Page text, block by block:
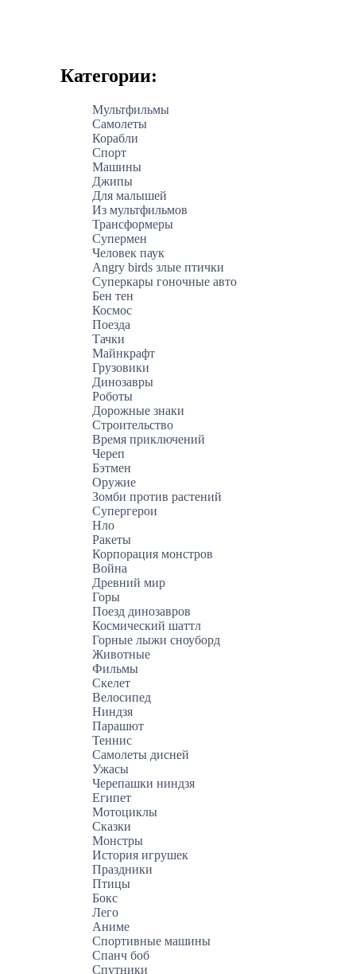
Категории:
Мультфильмы
Самолеты
Корабли
Спорт
Машины
Джипы
Для малышей
Из мультфильмов
Трансформеры
Супермен
Человек паук
Angry birds злые птички
Суперкары гоночные авто
Бен тен
Космос
Поезда
Тачки
Майнкрафт
Грузовики
Динозавры
Роботы
Дорожные знаки
Строительство
Время приключений
Череп
Бэтмен
Оружие
Зомби против растений
Супергерои
Нло
Ракеты
Корпорация монстров
Война
Древний мир
Горы
Поезд динозавров
Космический шаттл
Горные лыжи сноуборд
Животные
Фильмы
Скелет
Велосипед
Ниндзя
Парашют
Теннис
Самолеты дисней
Ужасы
Черепашки ниндзя
Египет
Мотоциклы
Сказки
Монстры
История игрушек
Праздники
Птицы
Бокс
Лего
Аниме
Спортивные машины
Спанч боб
Спутники